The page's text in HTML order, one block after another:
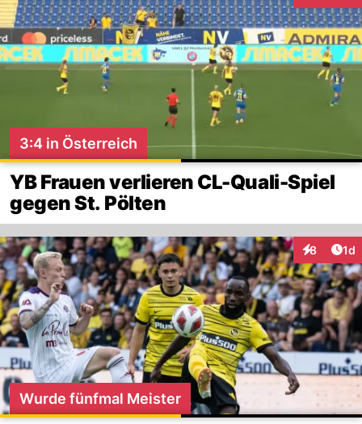
3:4 in Österreich
YB Frauen verlieren CL-Quali-Spiel
gegen St. Pölten
8 1d
Wurde fünfmal Meister